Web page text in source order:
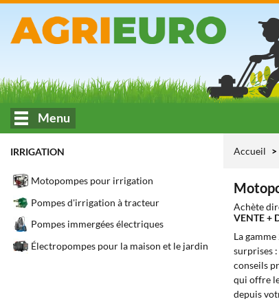
Menu
IRRIGATION
Motopompes pour irrigation
Pompes d'irrigation à tracteur
Pompes immergées électriques
Électropompes pour la maison et le jardin
Accueil
Achète
VENTE +
La
surprises
conseils
qui offre
depuis